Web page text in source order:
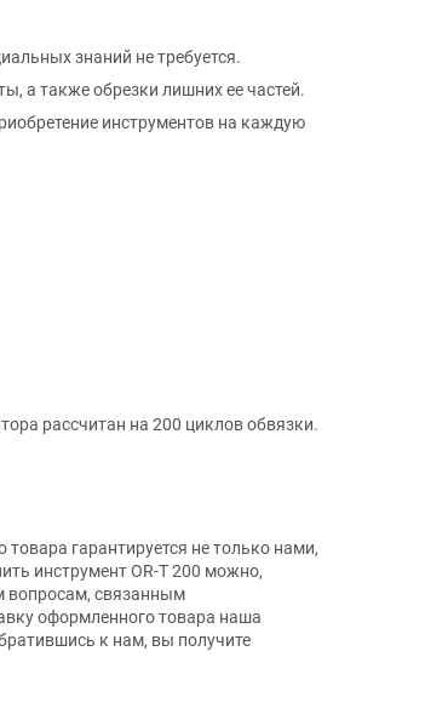
знаний не требуется.
а также обрезки лишних ее частей.
инструментов на каждую
рассчитан на 200 циклов обвязки.
гарантируется не только нами,
инструмент OR-T 200 можно,
вопросам, связанным
оформленного товара наша
к нам, вы получите